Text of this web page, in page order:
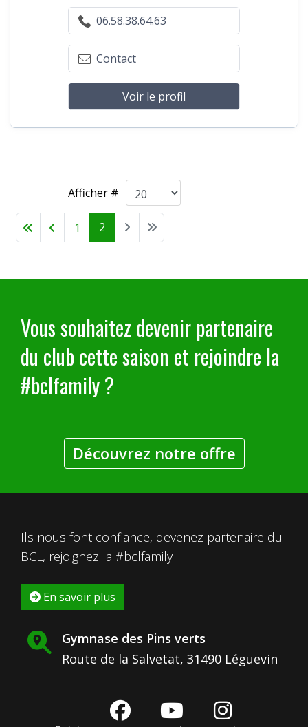
06.58.38.64.63
Contact
Voir le profil
Afficher #
1 2
Vous souhaitez devenir partenaire
du club cette saison et rejoindre la
#bclfamily ?
Découvrez notre offre
Ils nous font confiance, devenez partenaire du
BCL, rejoignez la #bclfamily
En savoir plus
Gymnase des Pins verts
Route de la Salvetat, 31490 Léguevin
fab
fab
fab